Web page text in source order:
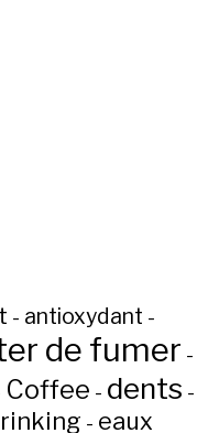
- antioxydant -
de fumer -
Coffee - dents -
- eaux